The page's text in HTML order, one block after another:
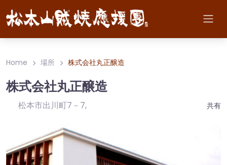
Home 場所 株式会社丸正醸造
株式会社丸正醸造
松本市出川町7－7, 共有